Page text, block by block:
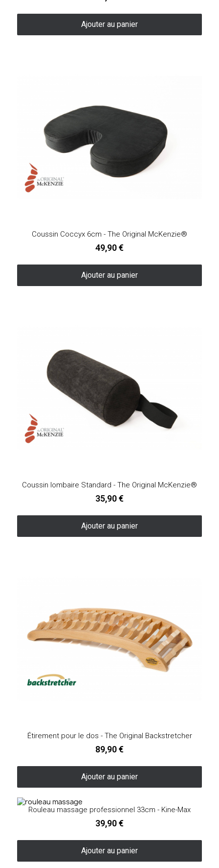
Ajouter au panier
Coussin Coccyx 6cm - The Original McKenzie®
49,90 €
Ajouter au panier
Coussin lombaire Standard - The Original McKenzie®
35,90 €
Ajouter au panier
Étirement pour le dos - The Original Backstretcher
89,90 €
Ajouter au panier
Rouleau massage professionnel 33cm - Kine-Max
39,90 €
Ajouter au panier